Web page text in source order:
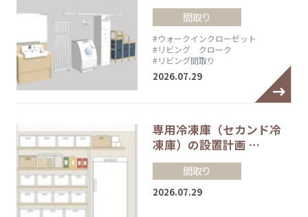
間取り
#ウォークインクローゼット
#リビング クローク
#リビング間取り
2026.07.29
専用冷凍庫（セカンド冷
凍庫）の設置計画 …
間取り
2026.07.29